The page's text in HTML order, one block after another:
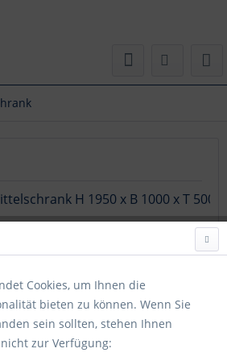
H 1950 x B 1000 x T 500 mm
Vollblechtüren 4 Fachböden.
Cookies, um Ihnen die
bieten zu können. Wenn Sie
sein sollten, stehen Ihnen
zur Verfügung: